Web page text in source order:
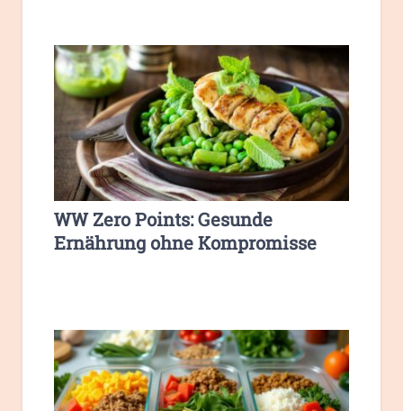
WW Zero Points: Gesunde
Ernährung ohne Kompromisse